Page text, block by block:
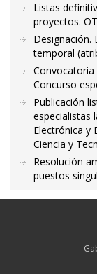
Listas
proyectos.
Designación.
temporal
Concurso
Publicación
especialistas
Electrónica y
Ciencia y
Resolución
puestos